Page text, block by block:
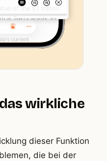
wirkliche
dieser Funktion
die bei der